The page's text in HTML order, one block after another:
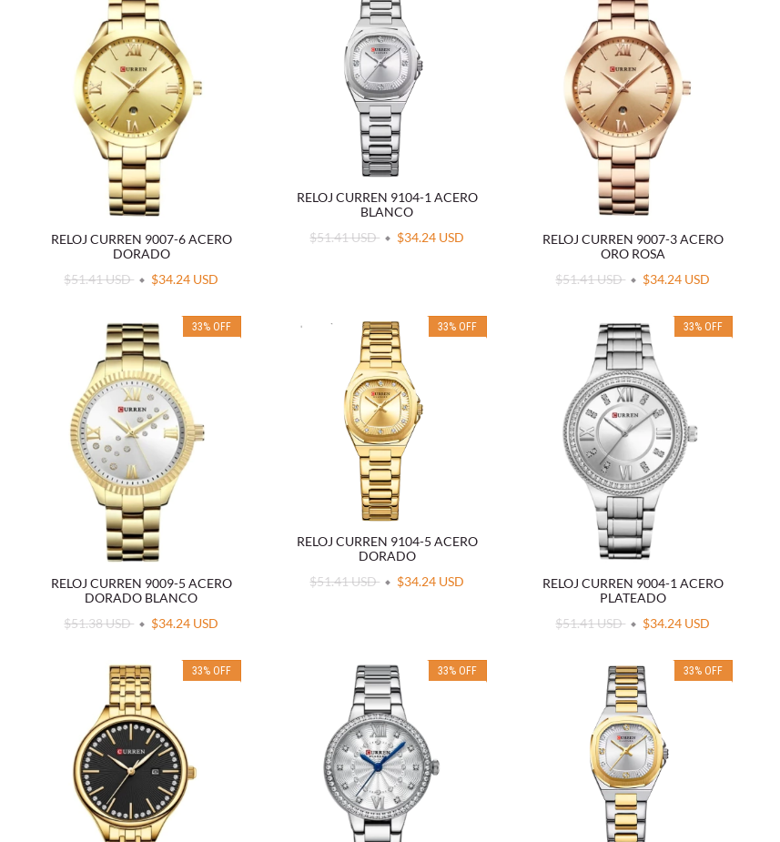
RELOJ CURREN 9007-6 ACERO
DORADO
$51.41 USD
$34.24 USD
RELOJ CURREN 9104-1 ACERO
BLANCO
$51.41 USD
$34.24 USD
RELOJ CURREN 9007-3 ACERO
ORO ROSA
$51.41 USD
$34.24 USD
33% OFF
RELOJ CURREN 9009-5 ACERO
DORADO BLANCO
$51.38 USD
$34.24 USD
33% OFF
RELOJ CURREN 9104-5 ACERO
DORADO
$51.41 USD
$34.24 USD
33% OFF
RELOJ CURREN 9004-1 ACERO
PLATEADO
$51.41 USD
$34.24 USD
33% OFF 33% OFF 33% OFF